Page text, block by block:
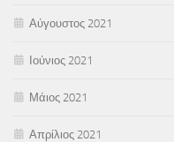
Αύγουστος 2021
Ιούνιος 2021
Μάιος 2021
Απρίλιος 2021